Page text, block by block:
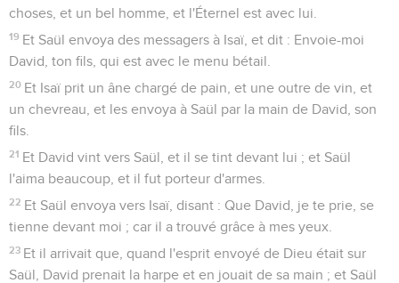
choses, et un bel homme, et l'Éternel est avec lui.
19 Et Saül envoya des messagers à Isaï, et dit : Envoie-moi
David, ton fils, qui est avec le menu bétail.
20 Et Isaï prit un âne chargé de pain, et une outre de vin, et
un chevreau, et les envoya à Saül par la main de David, son
fils.
21 Et David vint vers Saül, et il se tint devant lui ; et Saül
l'aima beaucoup, et il fut porteur d'armes.
22 Et Saül envoya vers Isaï, disant : Que David, je te prie, se
tienne devant moi ; car il a trouvé grâce à mes yeux.
23 Et il arrivait que, quand l'esprit envoyé de Dieu était sur
Saül, David prenait la harpe et en jouait de sa main ; et Saül